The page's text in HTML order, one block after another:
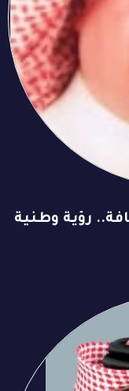
رؤية وطنية